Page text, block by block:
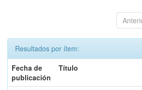
Resultados por ítem:
Fecha de
publicación
Título